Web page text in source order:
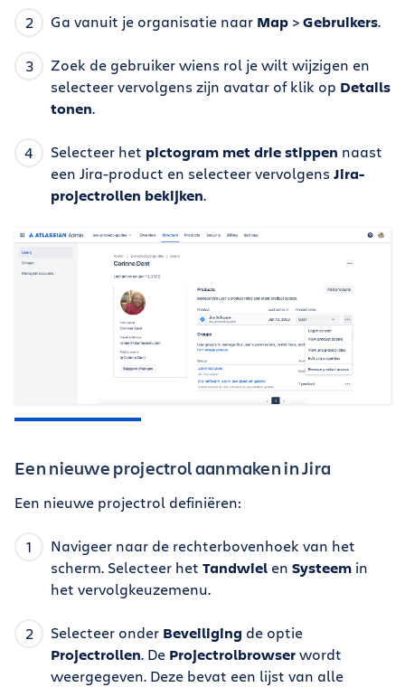
Ga vanuit je organisatie naar Map >Gebruikers.
Zoek de gebruiker wiens rol je wilt wijzigen en
selecteer vervolgens zijn avatar of klik op Details
tonen.
Selecteer het pictogram met drie stippen naast
een Jira-product en selecteer vervolgens Jira-
projectrollen bekijken.
Een nieuwe projectrol aanmaken in Jira
Een nieuwe projectrol definiëren:
Navigeer naar de rechterbovenhoek van het
scherm. Selecteer het Tandwiel en Systeem in
het vervolgkeuzemenu.
Selecteer onder Beveiliging de optie
Projectrollen. De Projectrolbrowserwordt
weergegeven. Deze bevat een lijst van alle